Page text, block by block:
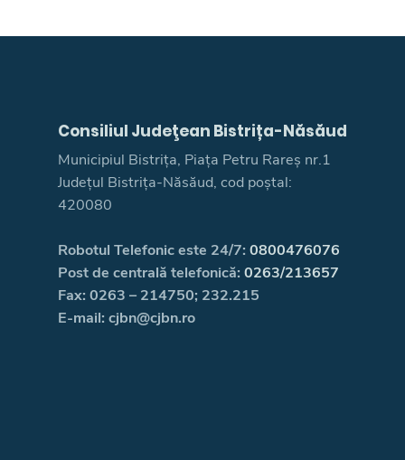
Consiliul Judeţean Bistrița-Năsăud
Municipiul Bistrița, Piața Petru Rareș nr.1
Județul Bistrița-Năsăud, cod poștal:
420080
Robotul Telefonic este 24/7: 0800476076
Post de centrală telefonică: 0263/213657
Fax: 0263 – 214750; 232.215
E-mail: cjbn@cjbn.ro